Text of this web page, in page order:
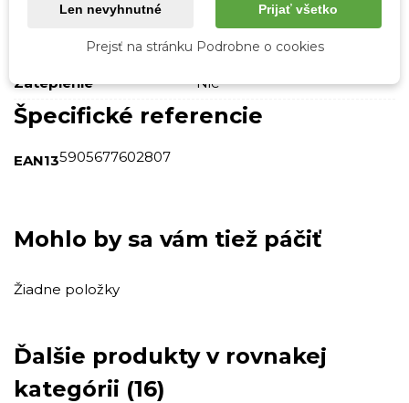
Vonkajší materiál
Materiál stielky
Pena
Zateplenie
Nie
Špecifické referencie
EAN135905677602807
Mohlo by sa vám tiež páčiť
Žiadne položky
Ďalšie produkty v rovnakej
kategórii (16)
Len nevyhnutné Prijať všetko
Prejsť na stránku Podrobne o cookies